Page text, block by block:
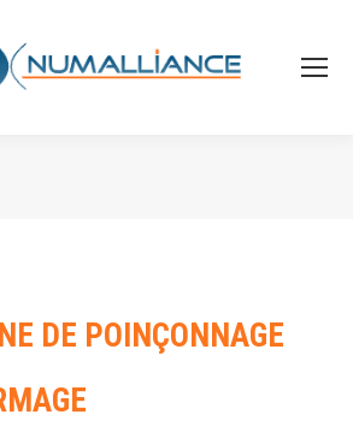
DE POINÇONNAGE